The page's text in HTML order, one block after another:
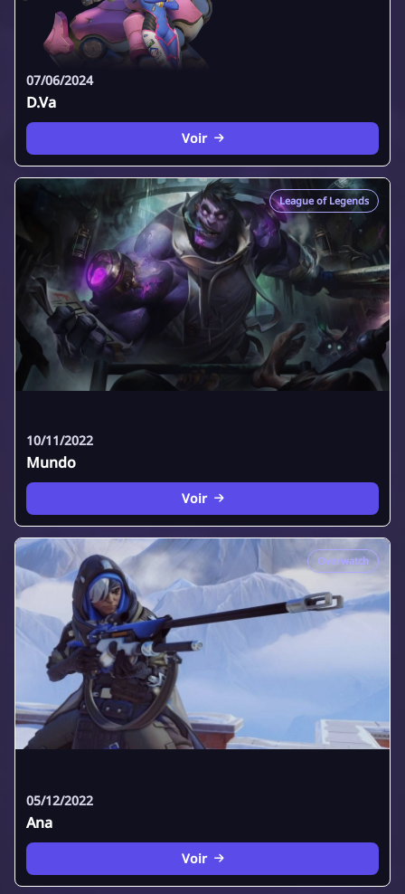
07/06/2024
D.Va
Voir
League of Legends
10/11/2022
Mundo
Voir
Overwatch
05/12/2022
Ana
Voir